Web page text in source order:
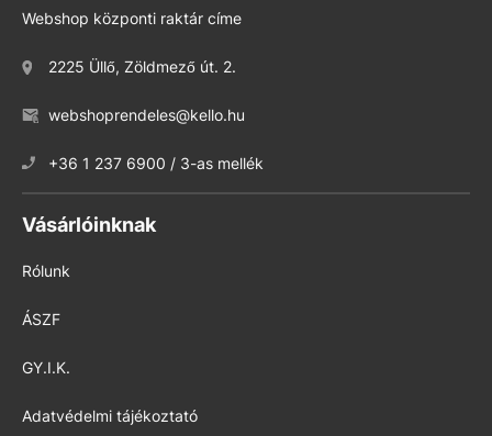
Webshop központi raktár címe
2225 Üllő, Zöldmező út. 2.
webshoprendeles@kello.hu
+36 1 237 6900 / 3-as mellék
Vásárlóinknak
Rólunk
ÁSZF
GY.I.K.
Adatvédelmi tájékoztató